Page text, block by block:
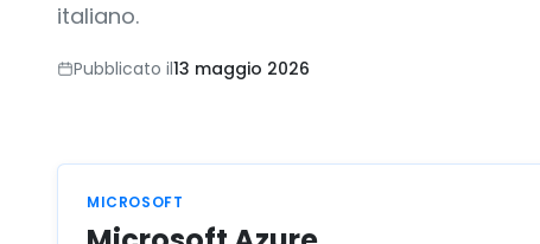
italiano.
Pubblicato il13 maggio 2026
MICROSOFT